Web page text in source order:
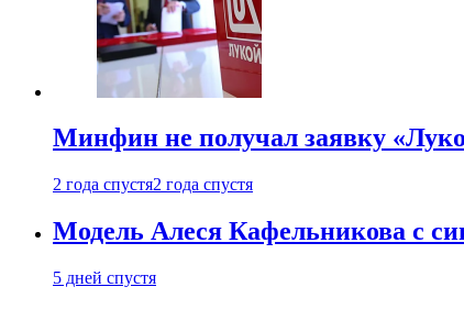
Минфин не получал заявку
2 года спустя2 года спустя
Модель Алеся Кафельникова с
5 дней спустя